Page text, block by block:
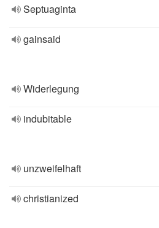
Septuaginta
gainsaid
Widerlegung
indubitable
unzweifelhaft
christianized